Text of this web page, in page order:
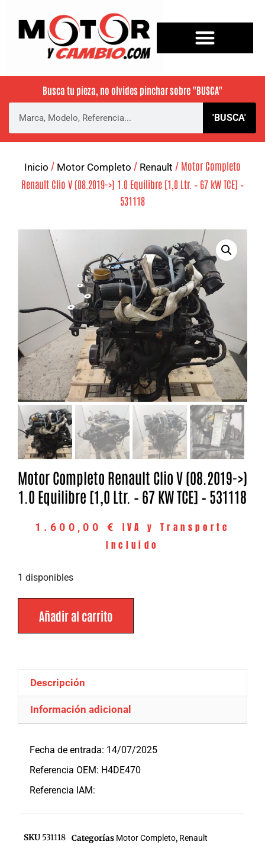
Busca tu pieza, no olvides pinchar sobre "BUSCA"
'BUSCA'
Inicio / Motor Completo / Renault / Motor Completo
Renault Clio V (08.2019->) 1.0 Equilibre [1,0 Ltr. – 67 kW TCE] –
531118
Motor Completo Renault Clio V (08.2019->)
1.0 Equilibre [1,0 Ltr. – 67 KW TCE] – 531118
1.600,00 €
IVA y Transporte
Incluido
1 disponibles
Añadir al carrito
Descripción
Información adicional
Fecha de entrada: 14/07/2025
Referencia OEM: H4DE470
Referencia IAM:
SKU 531118 Categorías Motor Completo, Renault